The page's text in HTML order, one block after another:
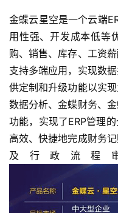
金蝶云星空是一个云端
用性强、开发成本低等
购、销售、库存、工资
支持多端应用，实现数
供定制和升级功能以实
数据分析、金蝶财务、
功能，实现了ERP管理
高效、快捷地完成财务
及行政流程